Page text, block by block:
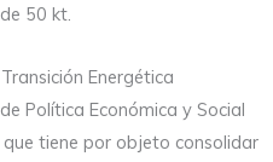
50 kt.
Energética
Política Económica y Social
que tiene por objeto consolidar